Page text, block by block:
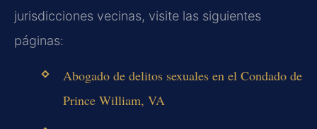
jurisdicciones vecinas, visite las siguientes
páginas:
Abogado de delitos sexuales en el Condado de
Prince William, VA